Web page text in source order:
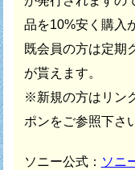
品を10%安く購入
既会員の方は定期
が貰えます。
※新規の方はリン
ポンをご参照下さ
ソニー公式： ソニ